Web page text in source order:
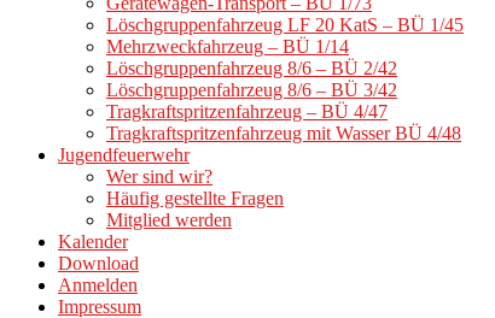
Löschgruppenfahrzeug LF 20 KatS – BÜ 1/45
Mehrzweckfahrzeug – BÜ 1/14
Löschgruppenfahrzeug 8/6 – BÜ 2/42
Löschgruppenfahrzeug 8/6 – BÜ 3/42
Tragkraftspritzenfahrzeug – BÜ 4/47
Tragkraftspritzenfahrzeug mit Wasser BÜ 4/48
Jugendfeuerwehr
Wer sind wir?
Häufig gestellte Fragen
Mitglied werden
Kalender
Download
Anmelden
Impressum